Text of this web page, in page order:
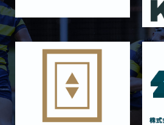
GALLERY
11月29日 同志社大学Jr.col.
2025/11/23
GALLERY
11月23日 摂南大学
2025/11/22
GALLERY
11月22日 摂南大学Jr.Col